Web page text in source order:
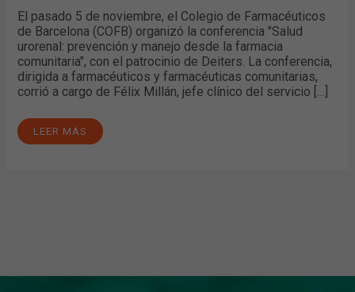
El pasado 5 de noviembre, el Colegio de Farmacéuticos
de Barcelona (COFB) organizó la conferencia "Salud
urorenal: prevención y manejo desde la farmacia
comunitaria", con el patrocinio de Deiters. La conferencia,
dirigida a farmacéuticos y farmacéuticas comunitarias,
corrió a cargo de Félix Millán, jefe clínico del servicio […]
LEER MÁS